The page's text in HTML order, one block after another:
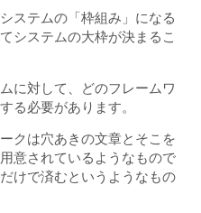
ステムの「枠組み」になる
システムの大枠が決まるこ
に対して、どのフレームワ
る必要があります。
クは穴あきの文章とそこを
意されているようなもので
けで済むというようなもの